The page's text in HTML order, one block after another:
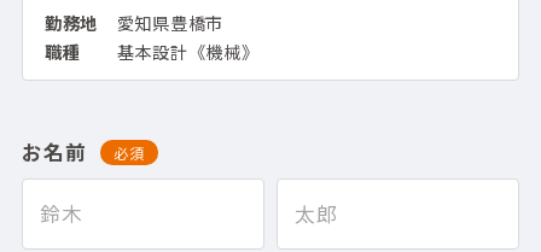
勤務地
愛知県豊橋市
職種
基本設計《機械》
お名前 必須